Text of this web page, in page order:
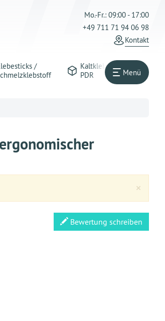
Mo.-Fr.: 09:00 - 17:00
+49 711 71 94 06 98
Kontakt
/
Kaltkleber
PDR
Menü
×
Bewertung schreiben